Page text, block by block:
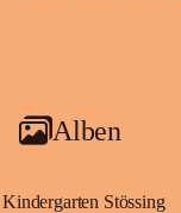
Alben
Kindergarten Stössing